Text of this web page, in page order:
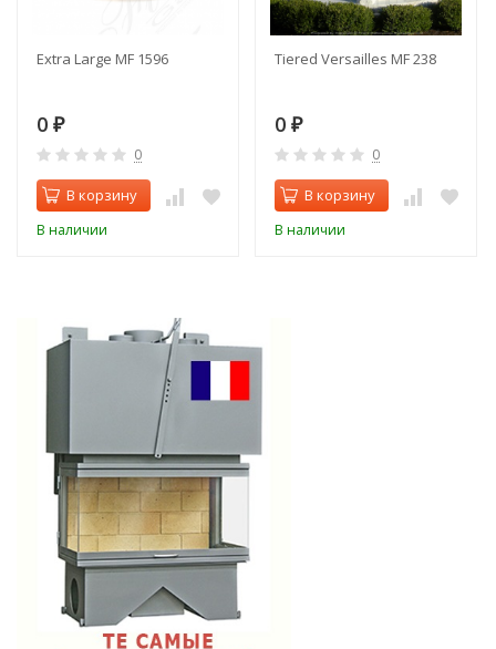
Extra Large MF 1596
0 ₽
0
В корзину
В наличии
Tiered Versailles MF 238
0 ₽
0
В корзину
В наличии